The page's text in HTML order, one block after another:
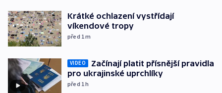
Krátké ochlazení vystřídají
víkendové tropy
před 1m
VIDEO
Začínají platit přísnější pravidla
pro ukrajinské uprchlíky
před 1h